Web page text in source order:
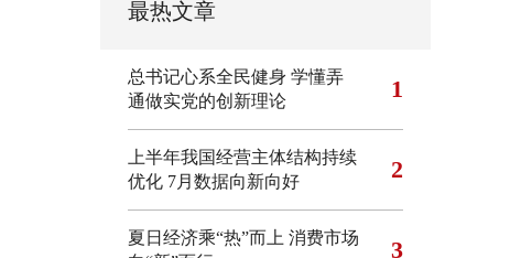
最热文章
总书记心系全民健身 学懂弄
通做实党的创新理论
1
上半年我国经营主体结构持续
优化 7月数据向新向好 2
夏日经济乘“热”而上 消费市场
3